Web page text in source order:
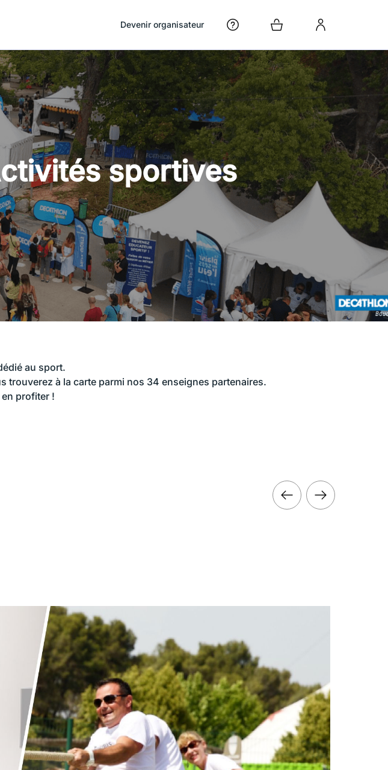
Devenir organisateur
sportives
au sport.
à la carte parmi nos 34 enseignes partenaires.
profiter !